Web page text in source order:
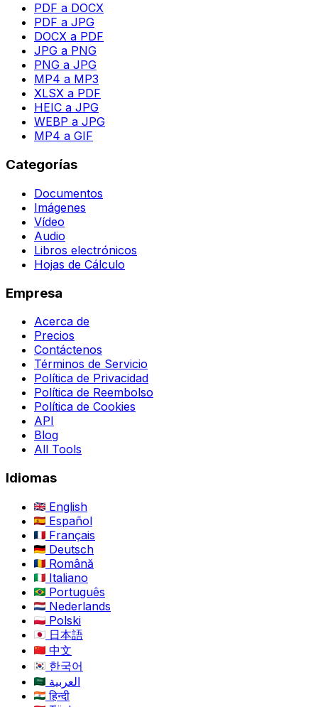
PDF a DOCX
PDF a JPG
DOCX a PDF
JPG a PNG
PNG a JPG
MP4 a MP3
XLSX a PDF
HEIC a JPG
WEBP a JPG
MP4 a GIF
Categorías
Documentos
Imágenes
Vídeo
Audio
Libros electrónicos
Hojas de Cálculo
Empresa
Acerca de
Precios
Contáctenos
Términos de Servicio
Política de Privacidad
Política de Reembolso
Política de Cookies
API
Blog
All Tools
Idiomas
English
Español
Français
Deutsch
Română
Italiano
Português
Nederlands
Polski
日本語
中文
한국어
العربية
हिन्दी